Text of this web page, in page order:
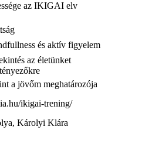
az IKIGAI elv
és aktív figyelem
az életünket
a jövőm meghatározója
ikigai-trening/
Károlyi Klára